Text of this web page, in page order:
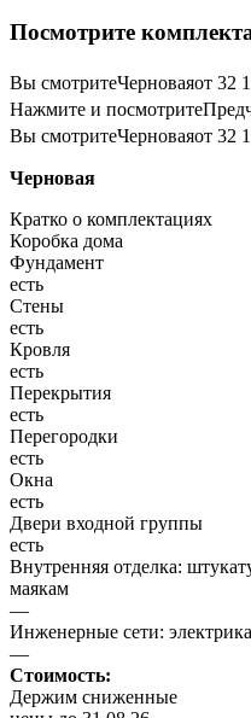
Посмотрите
Вы смотритеЧерноваяот 32
Нажмите и посмотрите
Вы смотритеЧерноваяот 32
Черновая
Кратко о комплектациях
Коробка дома
Фундамент
есть
Стены
есть
Кровля
есть
Перекрытия
есть
Перегородки
есть
Окна
есть
Двери входной группы
есть
Внутренняя отделка:
маякам
—
Инженерные сети:
—
Стоимость:
Держим сниженные